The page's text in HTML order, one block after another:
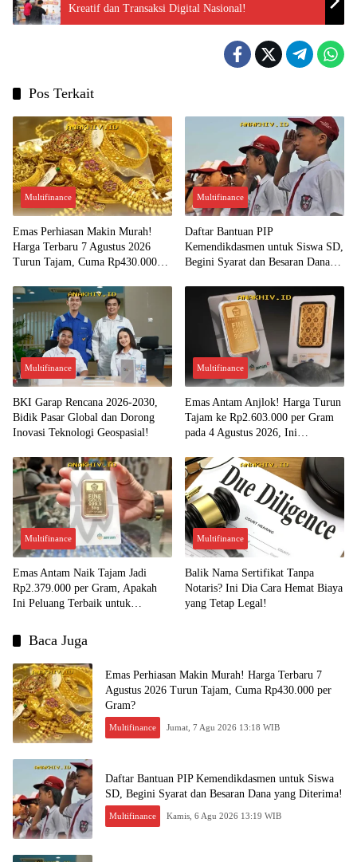
Kreatif dan Transaksi Digital Nasional!
Pos Terkait
Multifinance
Emas Perhiasan Makin Murah!
Harga Terbaru 7 Agustus 2026
Turun Tajam, Cuma Rp430.000
Multifinance
Daftar Bantuan PIP
Kemendikdasmen untuk Siswa SD,
Begini Syarat dan Besaran Dana
Multifinance
BKI Garap Rencana 2026-2030,
Bidik Pasar Global dan Dorong
Inovasi Teknologi Geospasial!
Multifinance
Emas Antam Anjlok! Harga Turun
Tajam ke Rp2.603.000 per Gram
pada 4 Agustus 2026, Ini
Multifinance
Emas Antam Naik Tajam Jadi
Rp2.379.000 per Gram, Apakah
Ini Peluang Terbaik untuk
Multifinance
Balik Nama Sertifikat Tanpa
Notaris? Ini Dia Cara Hemat Biaya
yang Tetap Legal!
Baca Juga
Emas Perhiasan Makin Murah! Harga Terbaru 7
Agustus 2026 Turun Tajam, Cuma Rp430.000 per
Gram?
Multifinance Jumat, 7 Agu 2026 13:18 WIB
Daftar Bantuan PIP Kemendikdasmen untuk Siswa
SD, Begini Syarat dan Besaran Dana yang Diterima!
Multifinance Kamis, 6 Agu 2026 13:19 WIB